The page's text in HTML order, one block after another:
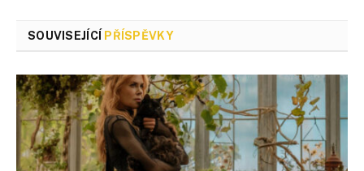
SOUVISEJÍCÍ PŘÍSPĚVKY